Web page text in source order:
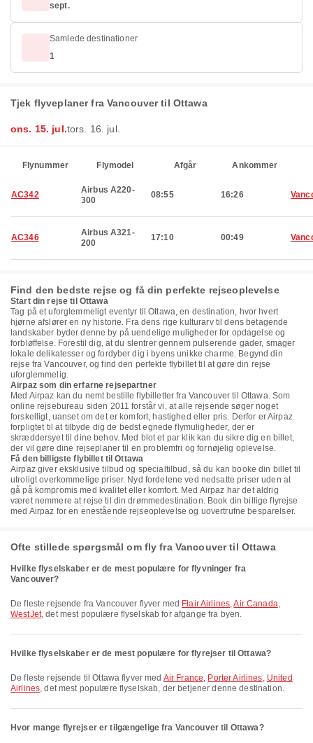
sept.
Samlede destinationer
1
Tjek flyveplaner fra Vancouver til Ottawa
ons. 15. jul.tors. 16. jul.
Flynummer Flymodel Afgår Ankommer
AC342
Airbus A220-
300
08:55 16:26
AC346
Airbus A321-
200
17:10 00:49
Find den bedste rejse og få din perfekte rejseoplevelse
Start din rejse til Ottawa
Tag på et uforglemmeligt eventyr til Ottawa, en destination, hvor hvert
hjørne afslører en ny historie. Fra dens rige kulturarv til dens betagende
landskaber byder denne by på uendelige muligheder for opdagelse og
forbløffelse. Forestil dig, at du slentrer gennem pulserende gader, smager
lokale delikatesser og fordyber dig i byens unikke charme. Begynd din
rejse fra Vancouver, og find den perfekte flybillet til at gøre din rejse
uforglemmelig.
Airpaz som din erfarne rejsepartner
Med Airpaz kan du nemt bestille flybilletter fra Vancouver til Ottawa. Som
online rejsebureau siden 2011 forstår vi, at alle rejsende søger noget
forskelligt, uanset om det er komfort, hastighed eller pris. Derfor er Airpaz
forpligtet til at tilbyde dig de bedst egnede flymuligheder, der er
skræddersyet til dine behov. Med blot et par klik kan du sikre dig en billet,
der vil gøre dine rejseplaner til en problemfri og fornøjelig oplevelse.
Få den billigste flybillet til Ottawa
Airpaz giver eksklusive tilbud og specialtilbud, så du kan booke din billet til
utroligt overkommelige priser. Nyd fordelene ved nedsatte priser uden at
gå på kompromis med kvalitet eller komfort. Med Airpaz har det aldrig
været nemmere at rejse til din drømmedestination. Book din billige flyrejse
med Airpaz for en enestående rejseoplevelse og uovertrufne besparelser.
Ofte stillede spørgsmål om fly fra Vancouver til Ottawa
Hvilke flyselskaber er de mest populære for flyvninger fra
Vancouver?
De fleste rejsende fra Vancouver flyver med Flair Airlines,Air Canada,
WestJet, det mest populære flyselskab for afgange fra byen.
Hvilke flyselskaber er de mest populære for flyrejser til Ottawa?
De fleste rejsende til Ottawa flyver med Air France, Porter Airlines, United
Airlines, det mest populære flyselskab, der betjener denne destination.
Hvor mange flyrejser er tilgængelige fra Vancouver til Ottawa?